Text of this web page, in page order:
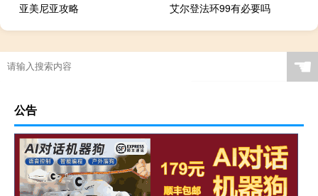
亚美尼亚攻略
艾尔登法环99有必要吗
☚
公告